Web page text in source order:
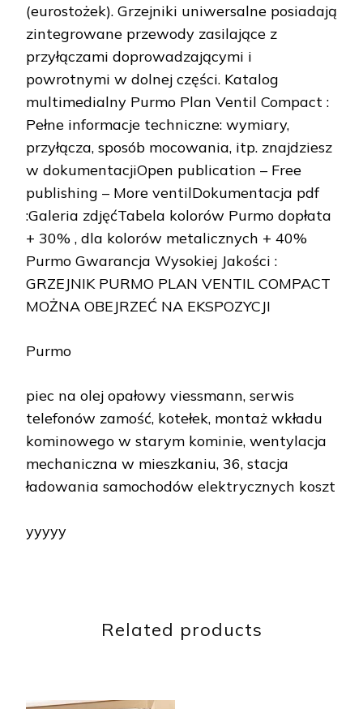
(eurostożek). Grzejniki uniwersalne posiadają
zintegrowane przewody zasilające z
przyłączami doprowadzającymi i
powrotnymi w dolnej części. Katalog
multimedialny Purmo Plan Ventil Compact :
Pełne informacje techniczne: wymiary,
przyłącza, sposób mocowania, itp. znajdziesz
w dokumentacjiOpen publication – Free
publishing – More ventilDokumentacja pdf
:Galeria zdjęćTabela kolorów Purmo dopłata
+ 30% , dla kolorów metalicznych + 40%
Purmo Gwarancja Wysokiej Jakości :
GRZEJNIK PURMO PLAN VENTIL COMPACT
MOŻNA OBEJRZEĆ NA EKSPOZYCJI
Purmo
piec na olej opałowy viessmann, serwis
telefonów zamość, kotełek, montaż wkładu
kominowego w starym kominie, wentylacja
mechaniczna w mieszkaniu, 36, stacja
ładowania samochodów elektrycznych koszt
yyyyy
Related products